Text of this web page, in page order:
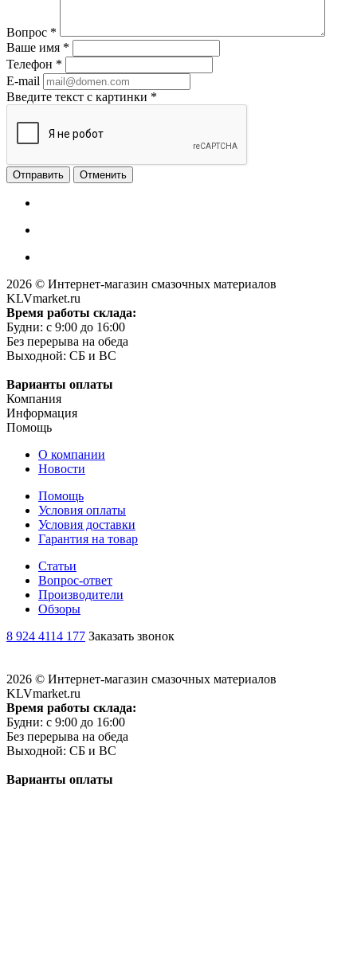
Вопрос *
Ваше имя *
Телефон *
E-mail
Введите текст с картинки *
Отменить
2026 © Интернет-магазин смазочных материалов
KLVmarket.ru
Время работы склада:
Будни: c 9:00 до 16:00
Без перерыва на обеда
Выходной: СБ и ВС
Варианты оплаты
Компания
Информация
Помощь
О компании
Новости
Помощь
Условия оплаты
Условия доставки
Гарантия на товар
Статьи
Вопрос-ответ
Производители
Обзоры
8 924 4114 177 Заказать звонок
2026 © Интернет-магазин смазочных материалов
KLVmarket.ru
Время работы склада:
Будни: c 9:00 до 16:00
Без перерыва на обеда
Выходной: СБ и ВС
Варианты оплаты